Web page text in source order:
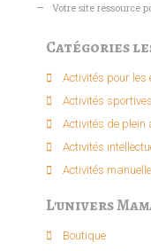
Votre site
Catégories
Activités pour les
Activités sportives​
Activités de plein
Activités
Activités
L'univers
Boutique